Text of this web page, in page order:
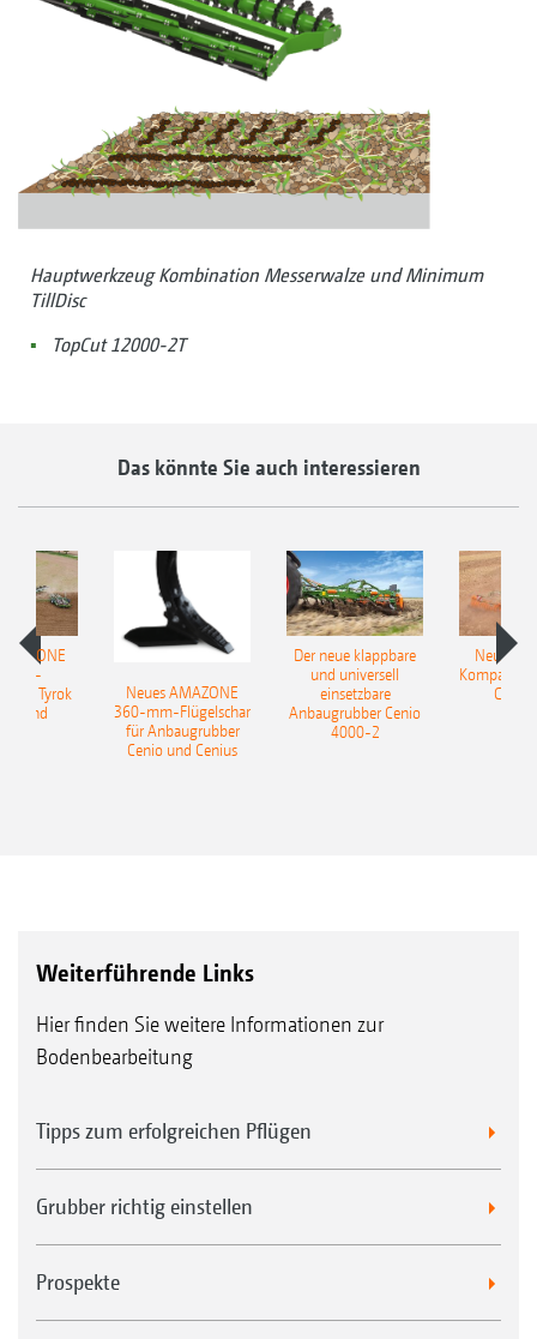
Hauptwerkzeug Kombination Messerwalze und Minimum
TillDisc
TopCut 12000-2T
Das könnte Sie auch interessieren
Tyrok
Neues AMAZONE
360-mm-Flügelschar
für Anbaugrubber
Cenio und Cenius
Der neue klappbare
und universell
einsetzbare
Anbaugrubber Cenio
4000-2
Neue
Weiterführende Links
Hier finden Sie weitere Informationen zur
Bodenbearbeitung
Tipps zum erfolgreichen Pflügen
Grubber richtig einstellen
Prospekte